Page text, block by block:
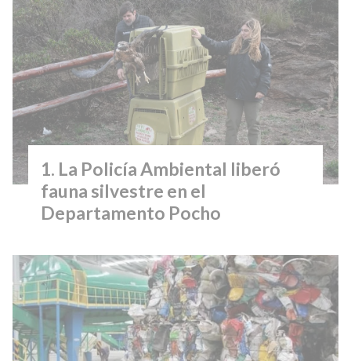
La Policía Ambiental liberó
fauna silvestre en el
Departamento Pocho